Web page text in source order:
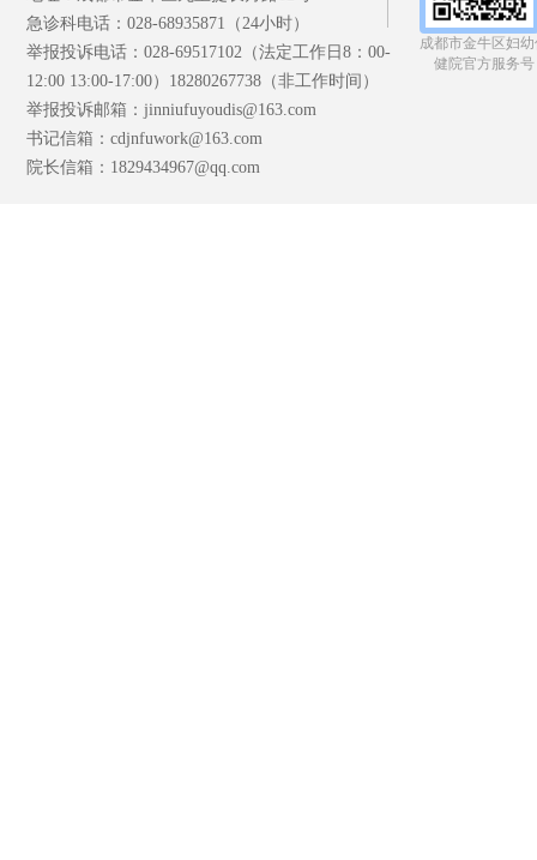
急诊科电话：028-68935871（24小时）
举报投诉电话：028-69517102（法定工作日8：00-
12:00 13:00-17:00）18280267738（非工作时间）
举报投诉邮箱：jinniufuyoudis@163.com
书记信箱：cdjnfuwork@163.com
院长信箱：1829434967@qq.com
成都市金牛区妇
健院官方服务号